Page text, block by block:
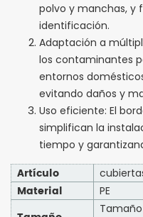
polvo y manchas, y
identificación.
Adaptación a
los contaminantes
entornos
evitando daños y
Uso eficiente: El
simplifican la
tiempo y
Artículo
Material PE